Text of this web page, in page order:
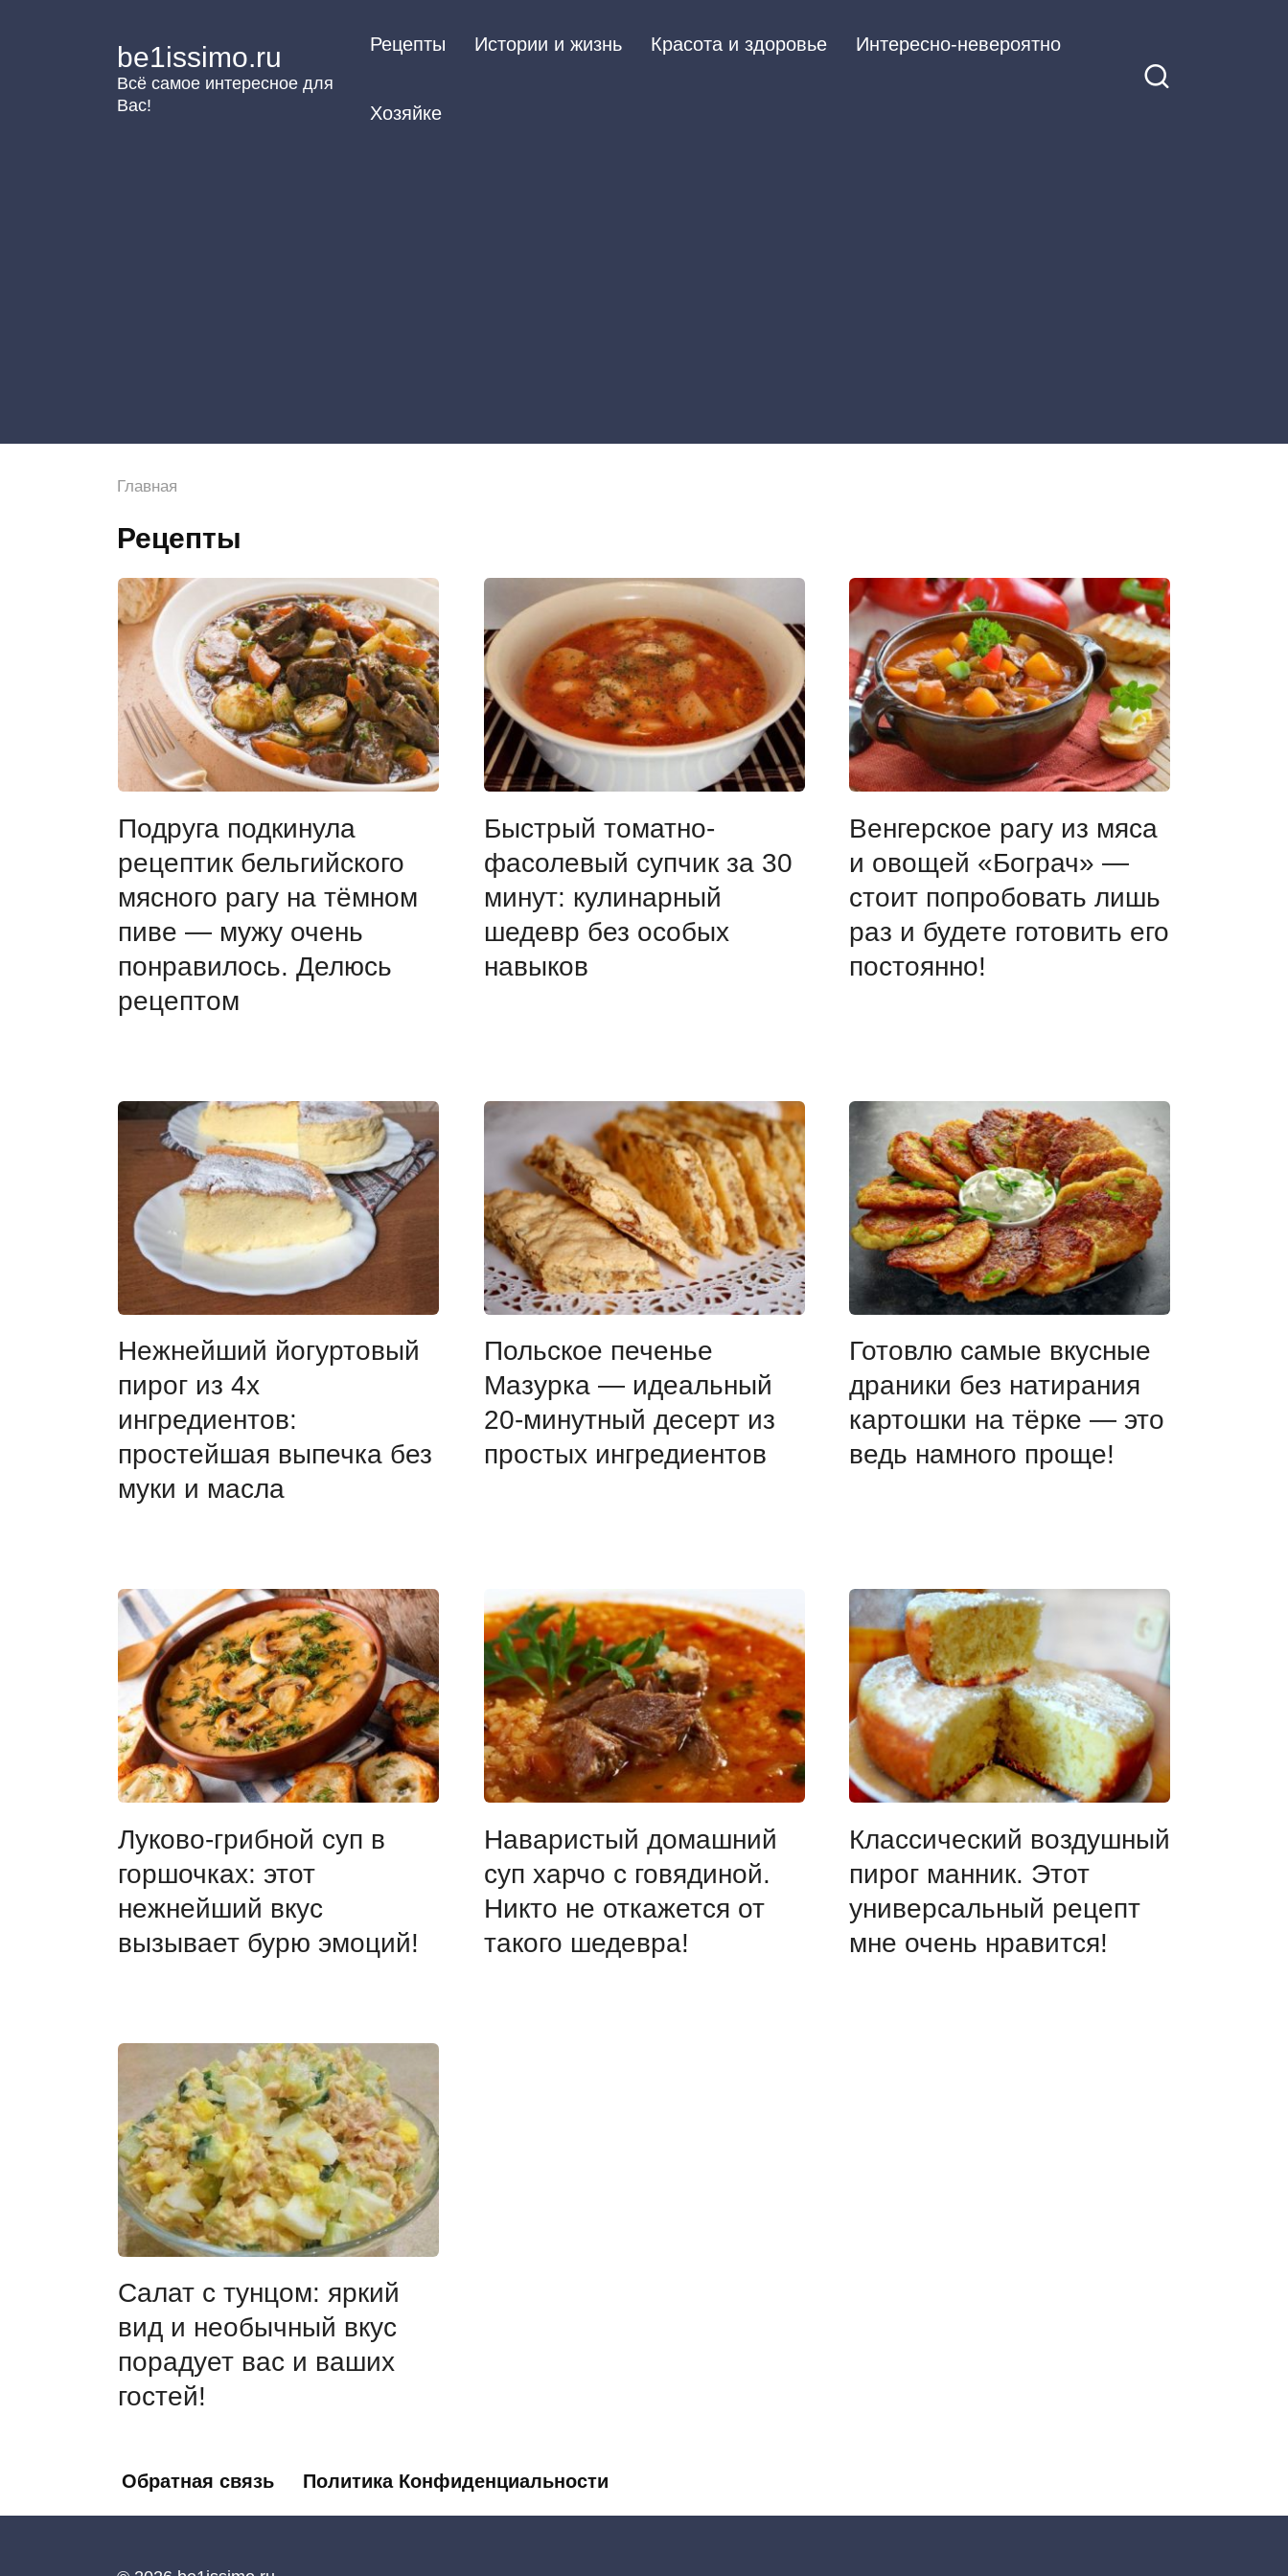
be1issimo.ru
Всё самое интересное для
Вас!
Рецепты Истории и жизнь Красота и здоровье Интересно-невероятно
Хозяйке
Главная
Рецепты
Подруга подкинула
рецептик бельгийского
мясного рагу на тёмном
пиве — мужу очень
понравилось. Делюсь
рецептом
Быстрый томатно-
фасолевый супчик за 30
минут: кулинарный
шедевр без особых
навыков
Венгерское рагу из мяса
и овощей «Бограч» —
стоит попробовать лишь
раз и будете готовить его
постоянно!
Нежнейший йогуртовый
пирог из 4х
ингредиентов:
простейшая выпечка без
муки и масла
Польское печенье
Мазурка — идеальный
20-минутный десерт из
простых ингредиентов
Готовлю самые вкусные
драники без натирания
картошки на тёрке — это
ведь намного проще!
Луково-грибной суп в
горшочках: этот
нежнейший вкус
вызывает бурю эмоций!
Наваристый домашний
суп харчо с говядиной.
Никто не откажется от
такого шедевра!
Классический воздушный
пирог манник. Этот
универсальный рецепт
мне очень нравится!
Салат с тунцом: яркий
вид и необычный вкус
порадует вас и ваших
гостей!
записей
Назад 1 2
Обратная связь Политика Конфиденциальности